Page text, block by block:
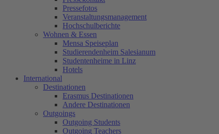
Pressefotos
Veranstaltungsmanagement
Hochschulberichte
Wohnen & Essen
Mensa Speiseplan
Studierendenheim Salesianum
Studentenheime in Linz
Hotels
International
Destinationen
Erasmus Destinationen
Andere Destinationen
Outgoings
Outgoing Students
Outgoing Teachers